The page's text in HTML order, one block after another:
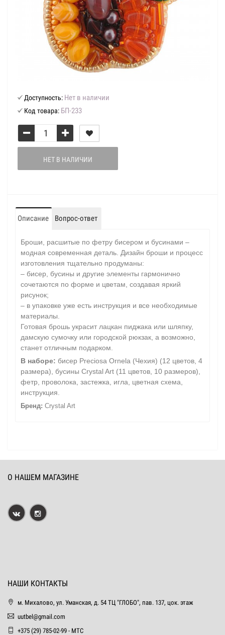
Доступность: Нет в наличии
Код товара: БП-233
НЕТ В НАЛИЧИИ
Описание Вопрос-ответ
Броши, расшитые по фетру бисером и бусинами –
модная современная деталь. Дизайн броши и процесс
изготовления тщательно продуманы:
– бисер, бусины и другие элементы гармонично
сочетаются по форме и цветам, создавая яркий
рисунок;
– в упаковке уже есть инструкция и все необходимые
материалы.
Готовая брошь украсит лацкан пиджака или шляпку,
дамскую сумочку или городской рюкзак, а возможно,
станет отличным подарком.
В наборе: бисер Preciosa Ornela (Чехия) (12 цветов, 4
размера), бусины Crystal Art (11 цветов, 10 размеров),
фетр, проволока, застежка, игла, цветная схема,
инструкция.
Бренд: Crystal Art
О НАШЕМ МАГАЗИНЕ
НАШИ КОНТАКТЫ
м. Михалово, ул. Уманская, д. 54 ТЦ "ГЛОБО", пав. 137, цок. этаж
uutbel@gmail.com
+375 (29) 785-02-99 - МТС